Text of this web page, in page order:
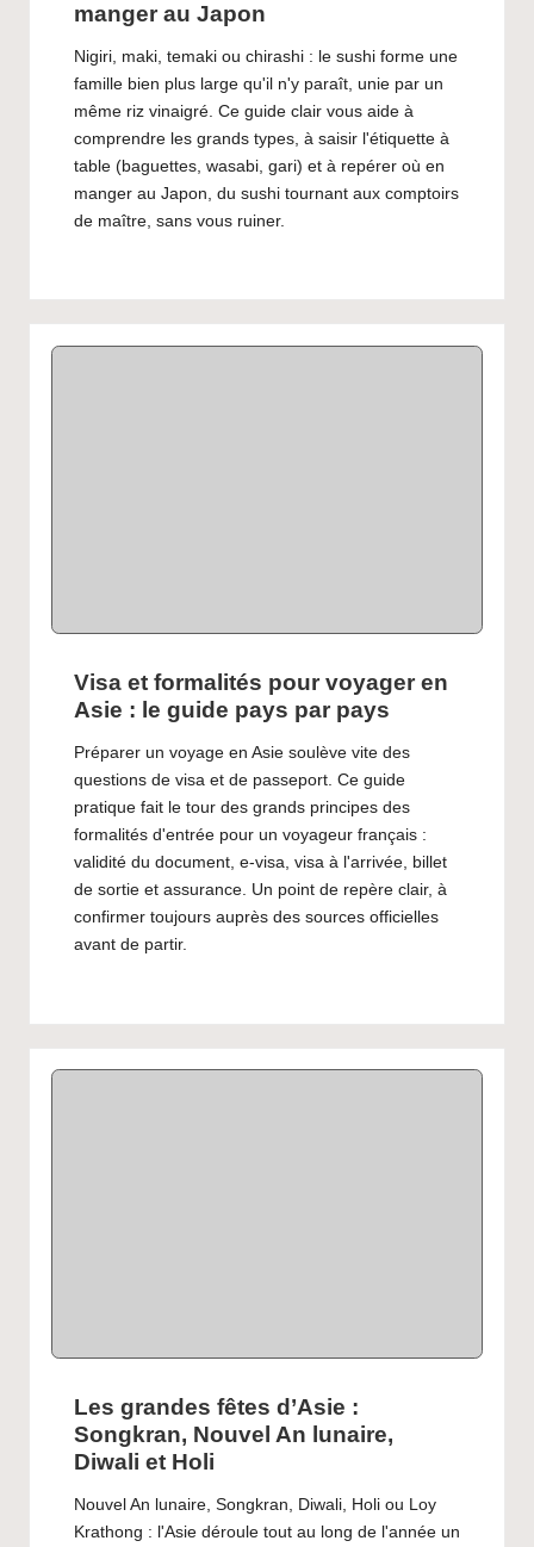
manger au Japon
Nigiri, maki, temaki ou chirashi : le sushi forme une
famille bien plus large qu'il n'y paraît, unie par un
même riz vinaigré. Ce guide clair vous aide à
comprendre les grands types, à saisir l'étiquette à
table (baguettes, wasabi, gari) et à repérer où en
manger au Japon, du sushi tournant aux comptoirs
de maître, sans vous ruiner.
Visa et formalités pour voyager en
Asie : le guide pays par pays
Préparer un voyage en Asie soulève vite des
questions de visa et de passeport. Ce guide
pratique fait le tour des grands principes des
formalités d'entrée pour un voyageur français :
validité du document, e-visa, visa à l'arrivée, billet
de sortie et assurance. Un point de repère clair, à
confirmer toujours auprès des sources officielles
avant de partir.
Les grandes fêtes d’Asie :
Songkran, Nouvel An lunaire,
Diwali et Holi
Nouvel An lunaire, Songkran, Diwali, Holi ou Loy
Krathong : l'Asie déroule tout au long de l'année un